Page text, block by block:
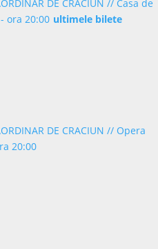
DE CRACIUN // Casa de
ora 20:00 ultimele bilete
DE CRACIUN // Opera
20:00